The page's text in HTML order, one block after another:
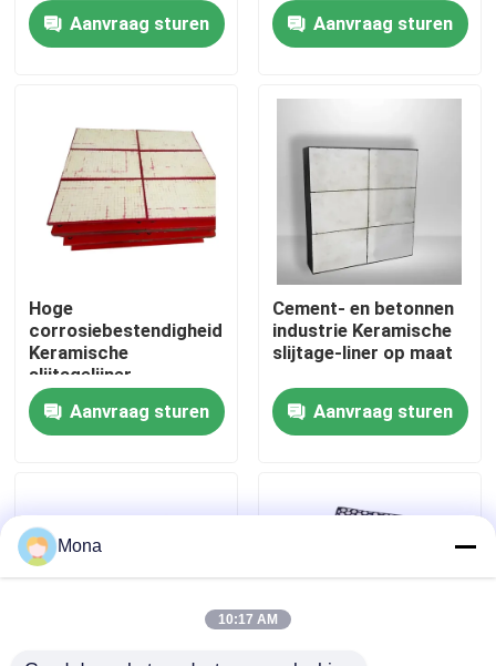
Thuis
Videos
Over ons
Fabrieksreis
Kwaliteitscontrole
nieuws
Ceramische slijtagevoering
Aanvraag sturen
Aanvraag sturen
Hoge
corrosiebestendigheid
Keramische
slijtagelijner
Abrasiebestendig
Aanvraag sturen
Cement- en betonnen
industrie Keramische
slijtage-liner op maat
Aanvraag sturen
Mona
10:17 AM